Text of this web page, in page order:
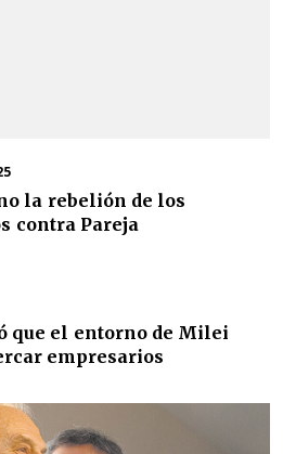
la rebelión de los
contra Pareja
que el entorno de Milei
empresarios